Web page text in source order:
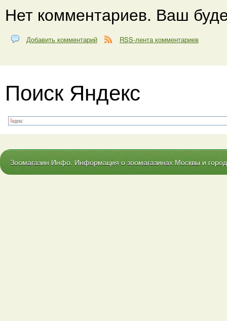
Нет комментариев. Ваш
Добавить комментарий RSS-лента комментариев
Поиск Яндекс
Зоомагазин Инфо. Информация о зоомагазинах Москвы и